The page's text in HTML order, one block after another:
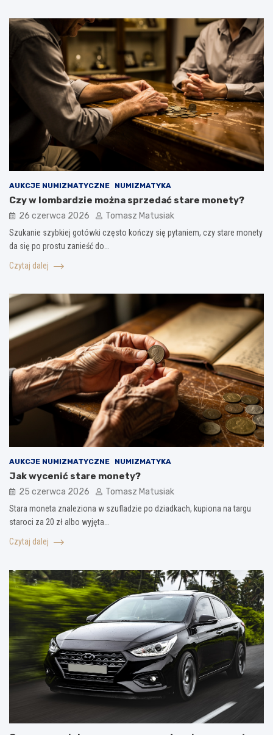
AUKCJE NUMIZMATYCZNE NUMIZMATYKA
Czy w lombardzie można sprzedać stare monety?
26 czerwca 2026 Tomasz Matusiak
Szukanie szybkiej gotówki często kończy się pytaniem, czy stare monety
da się po prostu zanieść do…
Czytaj dalej
AUKCJE NUMIZMATYCZNE NUMIZMATYKA
Jak wycenić stare monety?
25 czerwca 2026 Tomasz Matusiak
Stara moneta znaleziona w szufladzie po dziadkach, kupiona na targu
staroci za 20 zł albo wyjęta…
Czytaj dalej